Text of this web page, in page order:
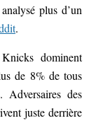
plus d’un
.
dominent
de 8% de tous
Adversaires des
juste derrière